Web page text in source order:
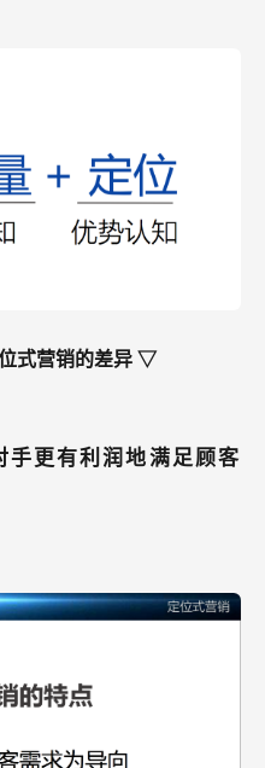
式营销的差异 ▽
手更有利润地满足顾客